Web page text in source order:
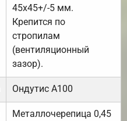
45х45+/-5 мм.
Крепится по
стропилам
(вентиляционный
зазор).
Ондутис А100
Металлочерепица 0,45